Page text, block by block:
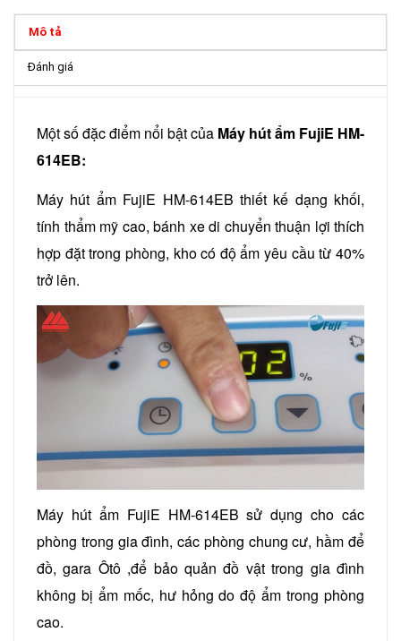
Mô tả
Đánh giá
Một số đặc điểm nổi bật của Máy hút ẩm FujiE HM-
614EB:
Máy hút ẩm FujiE HM-614EB thiết kế dạng khối,
tính thẩm mỹ cao, bánh xe di chuyển thuận lợi thích
hợp đặt trong phòng, kho có độ ẩm yêu cầu từ 40%
trở lên.
Máy hút ẩm FujiE HM-614EB sử dụng cho các
phòng trong gia đình, các phòng chung cư, hầm để
đồ, gara Ôtô ,để bảo quản đồ vật trong gia đình
không bị ẩm mốc, hư hỏng do độ ẩm trong phòng
cao.